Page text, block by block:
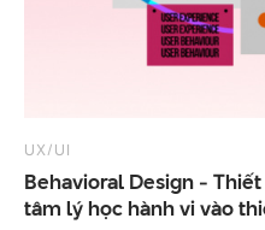
UX/UI
Behavioral Design -